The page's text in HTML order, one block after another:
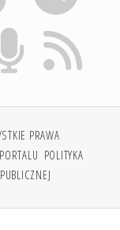
PRAWA
POLITYKA